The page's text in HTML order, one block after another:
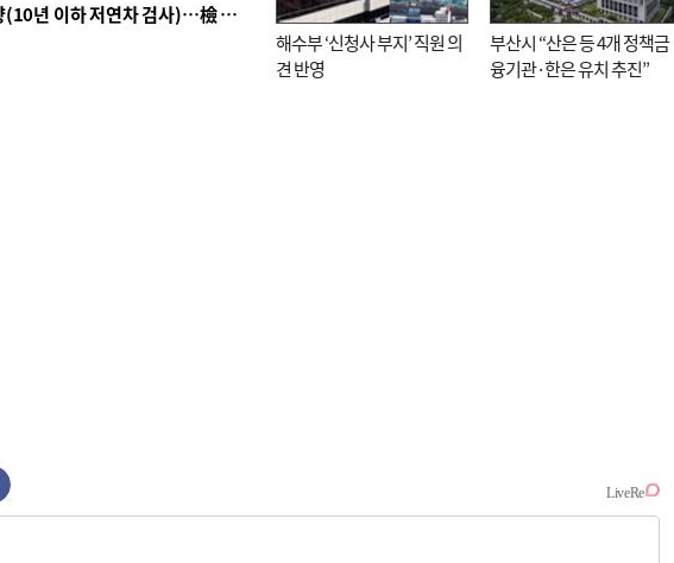
■ 검사 신분 버리고 직급하향(10년 이하 저연차 검사)…檢 중수청행 기피
해수부 ‘신청사 부지’ 직원 의
견 반영
부산시 “산은 등 4개 정책금
융기관·한은 유치 추진”